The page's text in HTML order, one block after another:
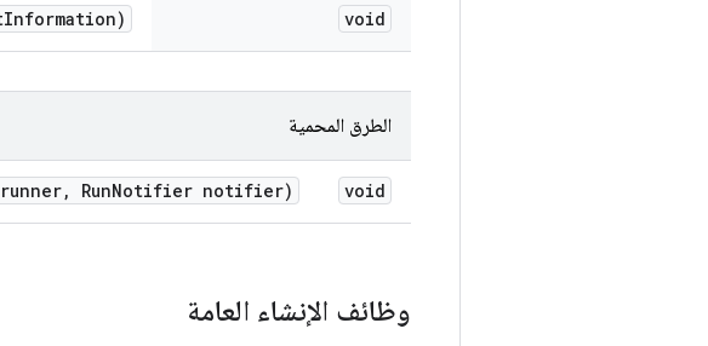
void
Information)
الطرق المحمية
void
, RunNotifier notifier)
وظائف الإنشاء العامة